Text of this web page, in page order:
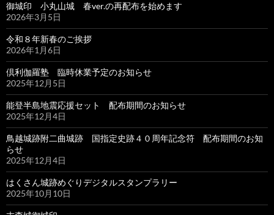
御城印 小丸山城 春ver.の再配布を始めます
2026年3月5日
令和８年新春のご挨拶
2026年1月6日
倶利伽羅塾 臨時休業予定のお知らせ
2025年12月5日
能登半島地震応援セット 配布期間のお知らせ
2025年12月4日
鳥越城跡附二曲城跡 国指定史跡４０周年記念符 配布期間のお知
らせ
2025年12月4日
はくさん城跡めぐりデジタルスタンプラリー
2025年10月10日